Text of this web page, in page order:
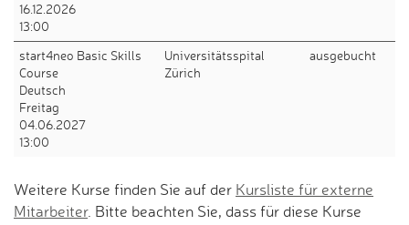
16.12.2026
13:00
start4neo Basic Skills
Course
Deutsch
Freitag
04.06.2027
13:00
Universitätsspital
Zürich
ausgebucht
Weitere Kurse finden Sie auf der Kursliste für externe
Mitarbeiter. Bitte beachten Sie, dass für diese Kurse